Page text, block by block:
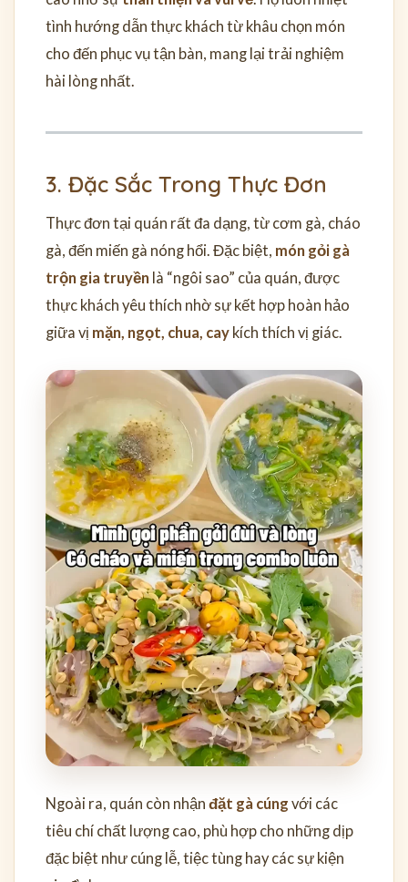
tình hướng dẫn thực khách từ khâu chọn món
cho đến phục vụ tận bàn, mang lại trải nghiệm
hài lòng nhất.
3. Đặc Sắc Trong Thực Đơn
Thực đơn tại quán rất đa dạng, từ cơm gà, cháo
gà, đến miến gà nóng hổi. Đặc biệt, món gỏi gà
trộn gia truyền là “ngôi sao” của quán, được
thực khách yêu thích nhờ sự kết hợp hoàn hảo
giữa vị mặn, ngọt, chua, cay kích thích vị giác.
Ngoài ra, quán còn nhận đặt gà cúng với các
tiêu chí chất lượng cao, phù hợp cho những dịp
đặc biệt như cúng lễ, tiệc tùng hay các sự kiện